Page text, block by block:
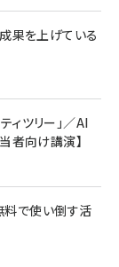
果を上げている
ィツリー」／AI
者向け講演】
で使い倒す活